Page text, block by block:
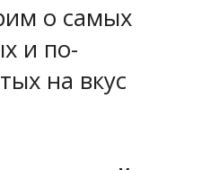
о самых
и по-
на вкус